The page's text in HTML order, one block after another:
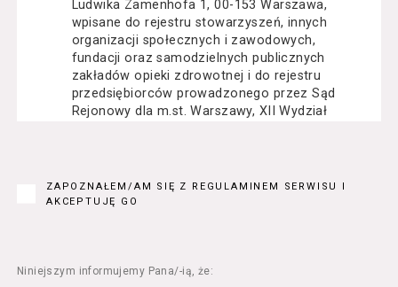
Ludwika Zamenhofa 1, 00-153 Warszawa,
wpisane do rejestru stowarzyszeń, innych
organizacji społecznych i zawodowych,
fundacji oraz samodzielnych publicznych
zakładów opieki zdrowotnej i do rejestru
przedsiębiorców prowadzonego przez Sąd
Rejonowy dla m.st. Warszawy, XII Wydział
Usługobiorca - osoba fizyczna, osoba prawna
lub jednostka organizacyjna nieposiadająca
Usługodawcę drogą elektroniczną z
ZAPOZNAŁEM/AM SIĘ Z REGULAMINEM SERWISU I
AKCEPTUJĘ GO
Niniejszym informujemy Pana/-ią, że: